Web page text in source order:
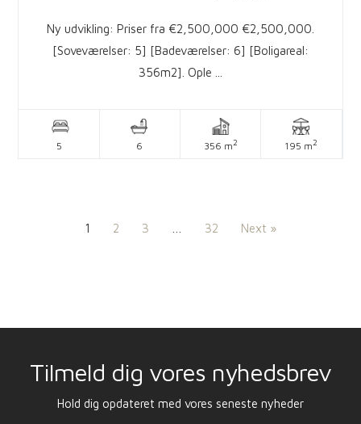
Ny udvikling: Priser fra €2,500,000 €2,500,000.
[Soveværelser: 5] [Badeværelser: 6] [Boligareal:
356m2]. Ople ...
5 6 356 m2 195 m2
1 2 3 32 Next »
Tilmeld dig vores nyhedsbrev
Hold dig opdateret med vores seneste nyheder